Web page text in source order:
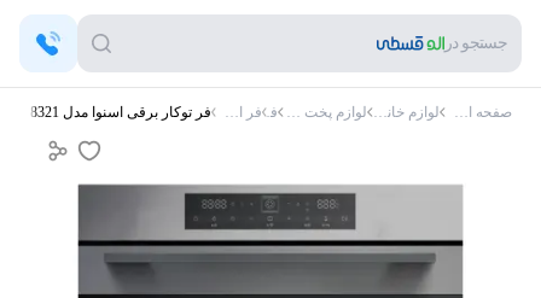
جستجو در
صفحه اصلی لوازم خانگی لوازم پخت و پز فر فر اسنوا فر توکار برقی اسنوا مدل SEO7-8321 ظرفیت 72 لیتر